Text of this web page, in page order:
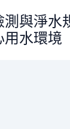
測與淨水
用水環境